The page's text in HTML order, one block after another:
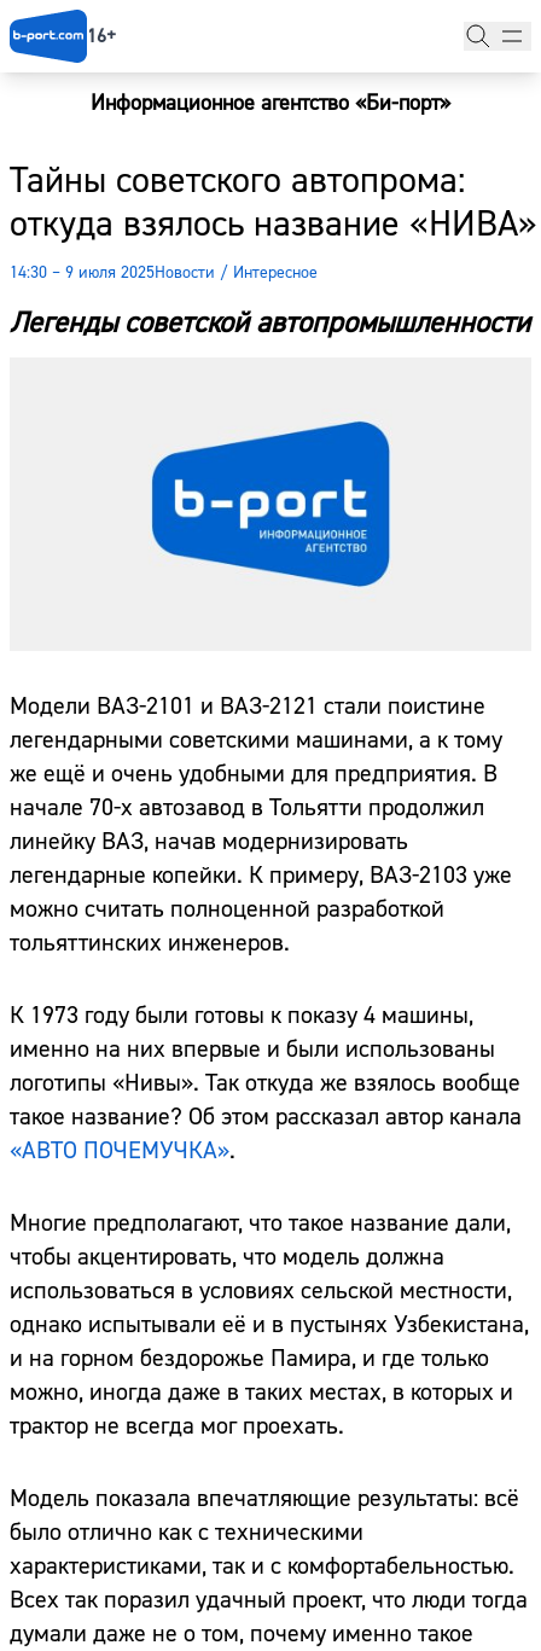
16+
Информационное агентство «Би-порт»
Тайны советского автопрома:
откуда взялось название «НИВА»
14:30 – 9 июля 2025Новости / Интересное
Легенды советской автопромышленности
Модели ВАЗ-2101 и ВАЗ-2121 стали поистине
легендарными советскими машинами, а к тому
же ещё и очень удобными для предприятия. В
начале 70-х автозавод в Тольятти продолжил
линейку ВАЗ, начав модернизировать
легендарные копейки. К примеру, ВАЗ-2103 уже
можно считать полноценной разработкой
тольяттинских инженеров.
К 1973 году были готовы к показу 4 машины,
именно на них впервые и были использованы
логотипы «Нивы». Так откуда же взялось вообще
такое название? Об этом рассказал автор канала
«АВТО ПОЧЕМУЧКА».
Многие предполагают, что такое название дали,
чтобы акцентировать, что модель должна
использоваться в условиях сельской местности,
однако испытывали её и в пустынях Узбекистана,
и на горном бездорожье Памира, и где только
можно, иногда даже в таких местах, в которых и
трактор не всегда мог проехать.
Модель показала впечатляющие результаты: всё
было отлично как с техническими
характеристиками, так и с комфортабельностью.
Всех так поразил удачный проект, что люди тогда
думали даже не о том, почему именно такое
Новости
Наши гости
Фоторепортажи